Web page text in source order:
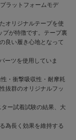
ラットフォームモデ
オリジナルテープを使
が特徴です。テープ裏
良い履き心地となって
ーツを使用していま
・衝撃吸収性・耐摩耗
抜群のオリジナルフッ
ー試着試験の結果、大
為長く効果を維持する